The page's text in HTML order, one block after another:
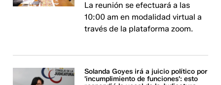
La reunión se efectuará a las
10:00 am en modalidad virtual a
través de la plataforma zoom.
Solanda Goyes irá a juicio político por
'incumplimiento de funciones': esto